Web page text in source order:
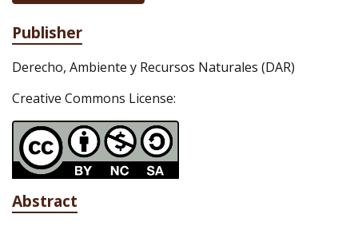
Publisher
Derecho, Ambiente y Recursos Naturales (DAR)
Creative Commons License:
Abstract